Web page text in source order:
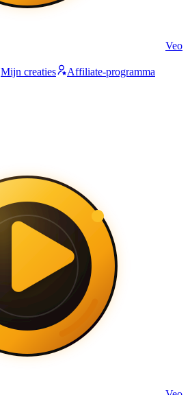
Veo
Mijn creaties Affiliate-programma